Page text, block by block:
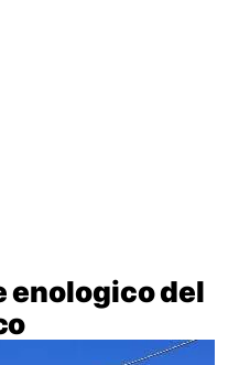
enologico del